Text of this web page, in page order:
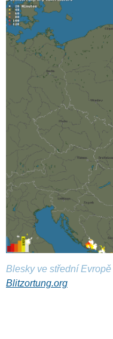
Blesky ve střední
Blitzortung.org